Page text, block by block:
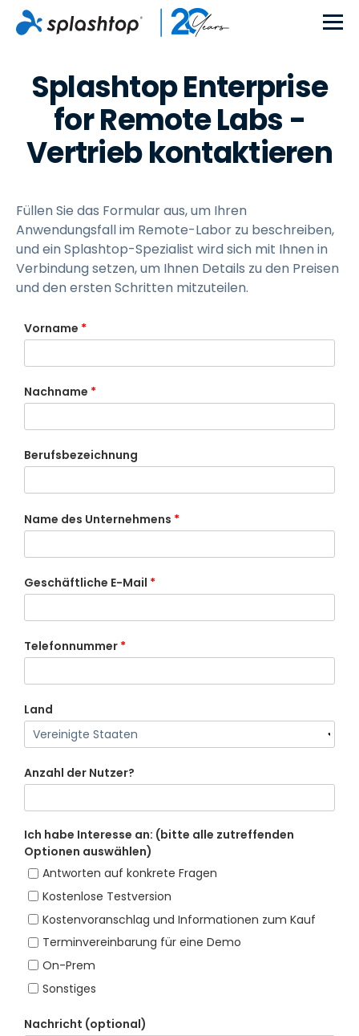
Splashtop Enterprise
for Remote Labs -
Vertrieb kontaktieren
Füllen Sie das Formular aus, um Ihren
Anwendungsfall im Remote-Labor zu beschreiben,
und ein Splashtop-Spezialist wird sich mit Ihnen in
Verbindung setzen, um Ihnen Details zu den Preisen
und den ersten Schritten mitzuteilen.
Vorname *
Nachname *
Berufsbezeichnung
Name des Unternehmens *
Geschäftliche E-Mail *
Telefonnummer *
Land
Anzahl der Nutzer?
Ich habe Interesse an: (bitte alle zutreffenden
Optionen auswählen)
Antworten auf konkrete Fragen
Kostenlose Testversion
Kostenvoranschlag und Informationen zum Kauf
Terminvereinbarung für eine Demo
On-Prem
Sonstiges
Nachricht (optional)